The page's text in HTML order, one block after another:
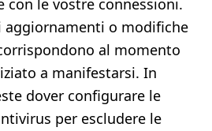
con le vostre connessioni.
aggiornamenti o modifiche
al momento
a manifestarsi. In
dover configurare le
per escludere le